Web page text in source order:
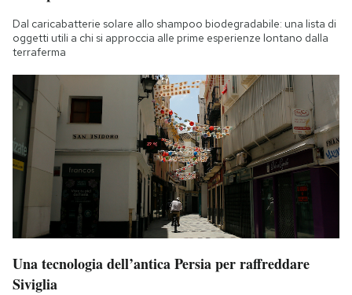
Dal caricabatterie solare allo shampoo biodegradabile: una lista di
oggetti utili a chi si approccia alle prime esperienze lontano dalla
terraferma
Una tecnologia dell’antica Persia per raffreddare
Siviglia